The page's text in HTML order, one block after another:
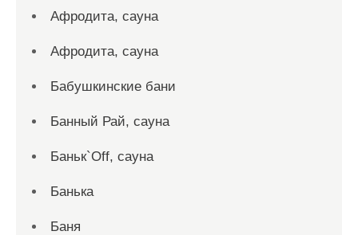
Афродита, сауна
Афродита, сауна
Бабушкинские бани
Банный Рай, сауна
Баньк`Off, сауна
Банька
Баня